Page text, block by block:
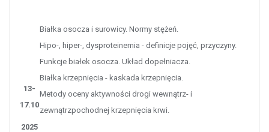
13-
17.10
2025
Białka osocza i surowicy. Normy stężeń.
Hipo-, hiper-, dysproteinemia - definicje pojęć, przyczyny.
Funkcje białek osocza. Układ dopełniacza.
Białka krzepnięcia - kaskada krzepnięcia.
Metody oceny aktywności drogi wewnątrz- i
zewnątrzpochodnej krzepnięcia krwi.